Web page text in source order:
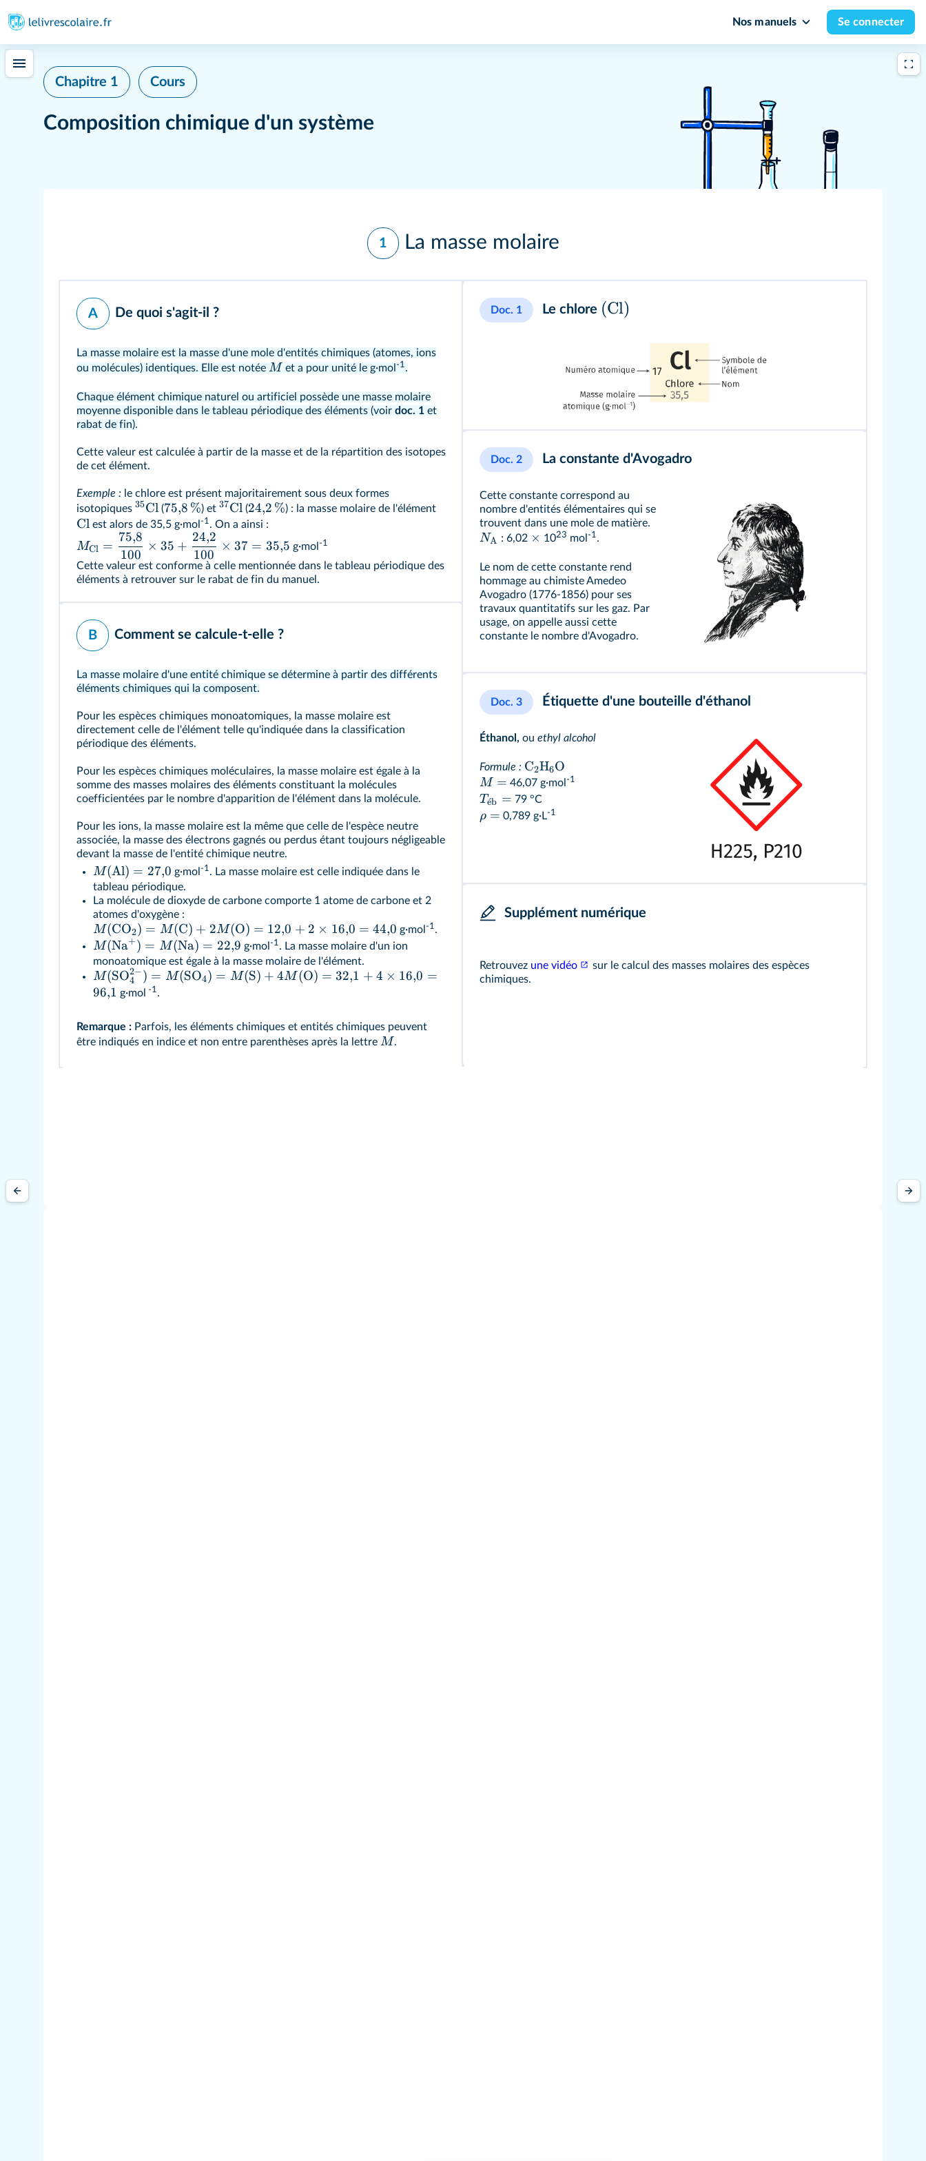
Nos manuels Se connecter
Chapitre 1 Cours
Composition chimique d'un système
1 La masse molaire
A De quoi s'agit‑il ?
La masse molaire est la masse d'une mole d'entités chimiques (atomes, ions
ou molécules) identiques. Elle est notée M et a pour unité le g·mol-1 .
Chaque élément chimique naturel ou artificiel possède une masse molaire
moyenne disponible dans le tableau périodique des éléments (voir doc. 1 et
rabat de fin).
Cette valeur est calculée à partir de la masse et de la répartition des isotopes
de cet élément.
Exemple : le chlore est présent majoritairement sous deux formes
isotopiques 35Cl (75,8 %) et37Cl (24,2 %) : la masse molaire de l'élément
Cl est alors de 35,5 g·mol -1 . On a ainsi :
MCl =
100
75,8
× 35 +
100
24,2
× 37 = 35,5 g·mol -1
Cette valeur est conforme à celle mentionnée dans le tableau périodique des
éléments à retrouver sur le rabat de fin du manuel.
B Comment se calcule‑t‑elle ?
La masse molaire d'une entité chimique se détermine à partir des différents
éléments chimiques qui la composent.
Pour les espèces chimiques monoatomiques, la masse molaire est
directement celle de l'élément telle qu'indiquée dans la classification
périodique des éléments.
Pour les espèces chimiques moléculaires, la masse molaire est égale à la
somme des masses molaires des éléments constituant la molécules
coefficientées par le nombre d'apparition de l'élément dans la molécule.
Pour les ions, la masse molaire est la même que celle de l'espèce neutre
associée, la masse des électrons gagnés ou perdus étant toujours négligeable
devant la masse de l'entité chimique neutre.
M(Al) = 27,0 g·mol -1. La masse molaire est celle indiquée dans le
tableau périodique.
La molécule de dioxyde de carbone comporte 1 atome de carbone et 2
atomes d'oxygène :
M(CO2) = M(C) + 2M(O) = 12,0 + 2 × 16,0 = 44,0 g·mol-1.
M(Na+) = M(Na) = 22,9 g·mol -1. La masse molaire d'un ion
monoatomique est égale à la masse molaire de l'élément.
M(SO4
2−) = M(SO4) = M(S) + 4M (O) = 32,1 + 4 × 16,0 =
96,1 g·mol -1.
Remarque : Parfois, les éléments chimiques et entités chimiques peuvent
être indiqués en indice et non entre parenthèses après la lettre M.
Doc. 1 Le chlore (Cl)
Doc. 2 La constante d'Avogadro
Cette constante correspond au
nombre d'entités élémentaires qui se
trouvent dans une mole de matière.
NA : 6,02 × 1023 mol-1.
Le nom de cette constante rend
hommage au chimiste Amedeo
Avogadro (1776-1856) pour ses
travaux quantitatifs sur les gaz. Par
usage, on appelle aussi cette
constante le nombre d'Avogadro.
Doc. 3 Étiquette d'une bouteille d'éthanol
Éthanol, ou ethyl alcohol
Formule : C2H6O
M = 46,07 g·mol-1
Te
ˊb = 79 °C
ρ = 0,789 g·L-1
Supplément numérique
Retrouvez une vidéo
sur le calcul des masses molaires des espèces
chimiques.